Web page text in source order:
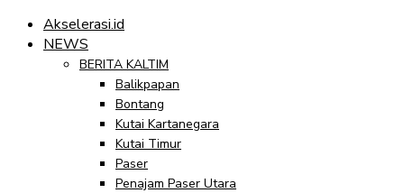
Akselerasi.id
NEWS
BERITA KALTIM
Balikpapan
Bontang
Kutai Kartanegara
Kutai Timur
Paser
Penajam Paser Utara